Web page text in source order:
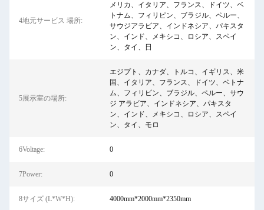
4地元サービス 場所:
メリカ、イタリア、フランス、ドイツ、ベ
トナム、フィリピン、ブラジル、ペルー、
サウジアラビア、インドネシア、パキスタ
ン、インド、メキシコ、ロシア、スペイ
ン、タイ、日
5展示室の場所:
エジプト、カナダ、トルコ、イギリス、米
国、イタリア、フランス、ドイツ、ベトナ
ム、フィリピン、ブラジル、ペルー、サウ
ジ アラビア、インドネシア、パキスタ
ン、インド、メキシコ、ロシア、スペイ
ン、タイ、モロ
6Voltage: 0
7Power: 0
8サイズ (L*W*H): 4000mm*2000mm*2350mm